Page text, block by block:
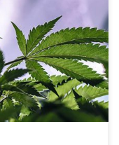
wielu szeroko